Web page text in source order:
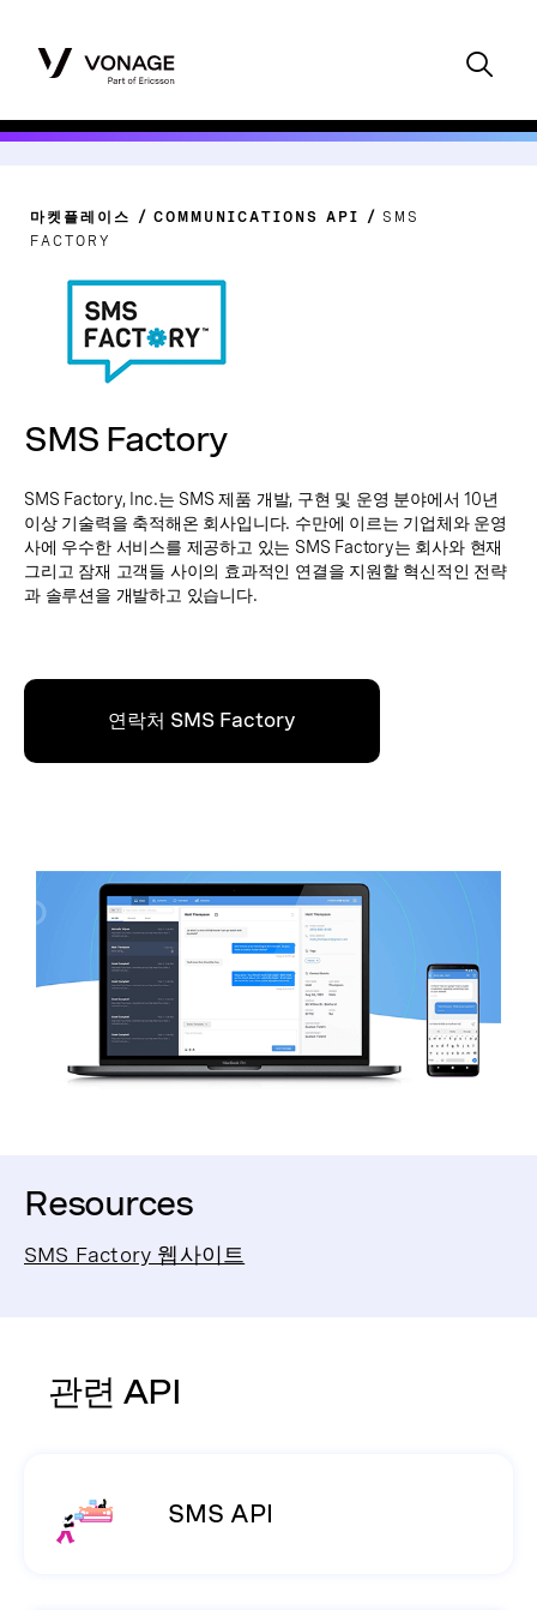
마켓플레이스 COMMUNICATIONS API
SMS
FACTORY
SMS Factory
SMS Factory, Inc.는 SMS 제품 개발, 구현 및 운영 분야에서 10년
이상 기술력을 축적해온 회사입니다. 수만에 이르는 기업체와 운영
사에 우수한 서비스를 제공하고 있는 SMS Factory는 회사와 현재
그리고 잠재 고객들 사이의 효과적인 연결을 지원할 혁신적인 전략
과 솔루션을 개발하고 있습니다.
연락처 SMS Factory
Resources
SMS Factory 웹사이트
관련 API
SMS API